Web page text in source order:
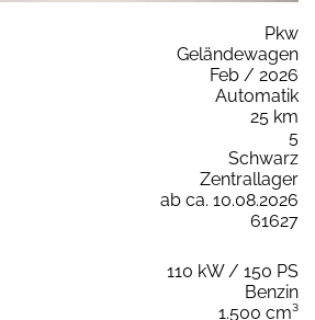
Pkw
Geländewagen
Feb / 2026
Automatik
25 km
5
Schwarz
Zentrallager
ab ca. 10.08.2026
61627
110 kW / 150 PS
Benzin
1.500 cm³